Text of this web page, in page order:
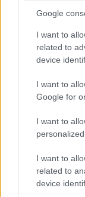
Google
I want to
related to
device
I want to
Google for
I want to
I want to
related to
device